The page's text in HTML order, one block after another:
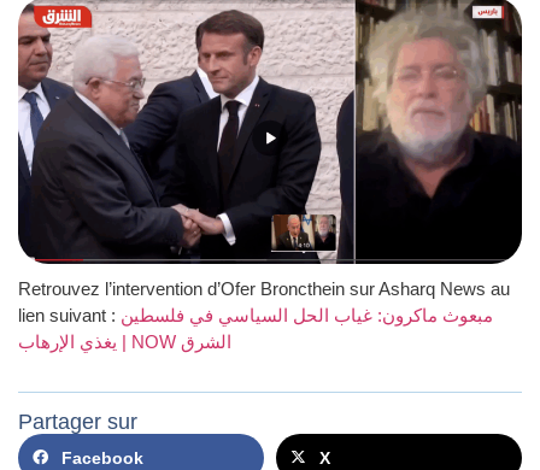
Retrouvez l’intervention d’Ofer Broncthein sur Asharq News au
lien suivant : مبعوث ماكرون: غياب الحل السياسي في فلسطين
يغذي الإرهاب | NOW الشرق
Partager sur
Facebook X